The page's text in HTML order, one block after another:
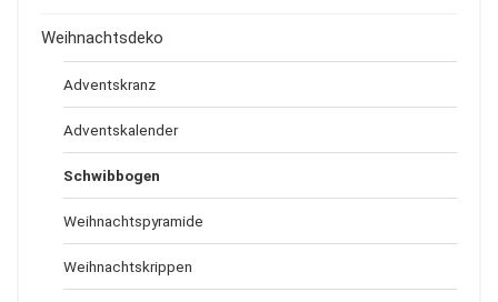
Weihnachtsdeko
Adventskranz
Adventskalender
Schwibbogen
Weihnachtspyramide
Weihnachtskrippen